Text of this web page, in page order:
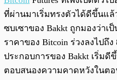
ที่ผ่านมาเริ่มทรงตัวได้ดีขึ้นแ
ซบเซาของ Bakkt ถูกมองว่าเ
ราคาของ Bitcoin ร่วงลงไปถึ
ประกอบการของ Bakkt เริ่ม
ตอบสนองความคาดหวังในต